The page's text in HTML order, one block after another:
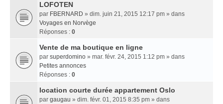
LOFOTEN
par FBERNARD » dim. juin 21, 2015 12:17 pm » dans
Voyages en Norvège
Réponses : 0
Vente de ma boutique en ligne
par superdomino » mar. févr. 24, 2015 1:12 pm » dans
Petites annonces
Réponses : 0
location courte durée appartement Oslo
par gaugau » dim. févr. 01, 2015 8:35 pm » dans